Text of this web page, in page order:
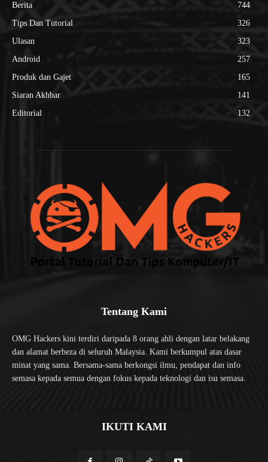
Berita
744
Tips Dan Tutorial
326
Ulasan
323
Android
257
Produk dan Gajet
165
Siaran Akhbar
141
Editorial
132
Tentang Kami
OMG Hackers kini terdiri daripada 8 orang ahli dengan latar belakang
dan alamat berbeza di seluruh Malaysia. Kami berkumpul atas dasar
minat yang sama. Bersama-sama berkongsi ilmu, pendapat dan info
semasa kepada semua dengan fokus kepada teknologi dan isu semasa.
IKUTI KAMI